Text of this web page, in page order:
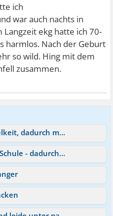
ich
war auch nachts in
ekg hatte ich 70-
harmlos. Nach der Geburt
so wild. Hing mit dem
zusammen.
Durch Panikattacken Übelkeit, dadurch mehr Angst
Probleme mit Polizei und Schule - dadurch Panikattacken